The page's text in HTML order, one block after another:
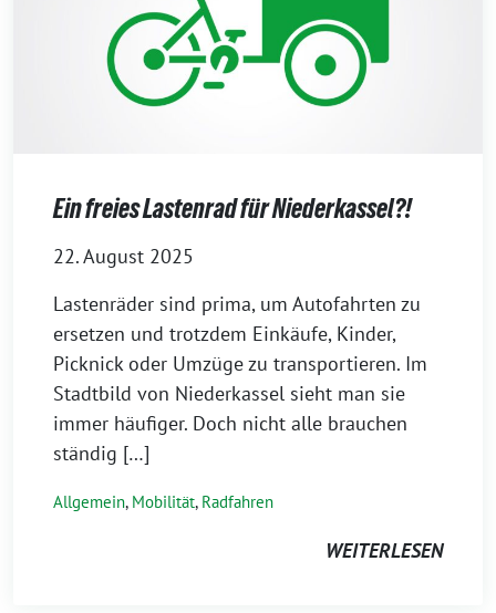
Ein freies Lastenrad für Niederkassel?!
22. August 2025
Lastenräder sind prima, um Autofahrten zu
ersetzen und trotzdem Einkäufe, Kinder,
Picknick oder Umzüge zu transportieren. Im
Stadtbild von Niederkassel sieht man sie
immer häufiger. Doch nicht alle brauchen
ständig […]
Allgemein, Mobilität, Radfahren
WEITERLESEN